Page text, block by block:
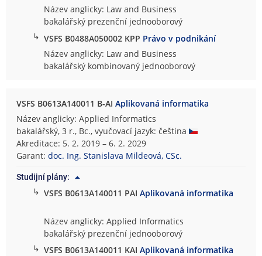
Název anglicky: Law and Business
bakalářský prezenční jednooborový
↳ VSFS B0488A050002 KPP Právo v podnikání
Název anglicky: Law and Business
bakalářský kombinovaný jednooborový
VSFS B0613A140011 B-AIAplikovaná informatika
Název anglicky: Applied Informatics
bakalářský, 3 r., Bc., vyučovací jazyk: čeština
Akreditace: 5. 2. 2019 – 6. 2. 2029
Garant:doc. Ing. Stanislava Mildeová, CSc.
Studijní plány:
↳ VSFS B0613A140011 PAIAplikovaná informatika
Název anglicky: Applied Informatics
bakalářský prezenční jednooborový
↳ VSFS B0613A140011 KAIAplikovaná informatika